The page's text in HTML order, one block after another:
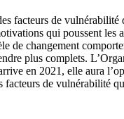
facteurs de
qui poussent les
de changement
plus complets.
en 2021, elle aura
de vulnérabilité